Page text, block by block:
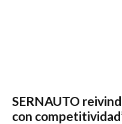
SERNAUTO
con